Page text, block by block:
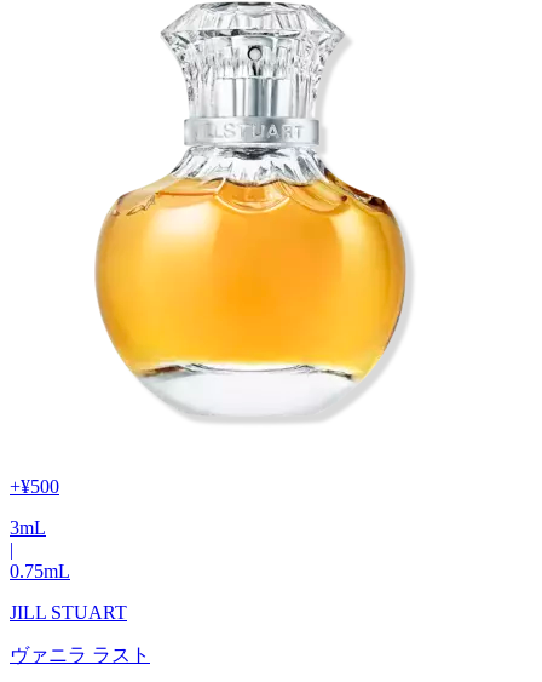
+¥500
3mL
|
0.75mL
JILL STUART
ヴァニラ ラスト